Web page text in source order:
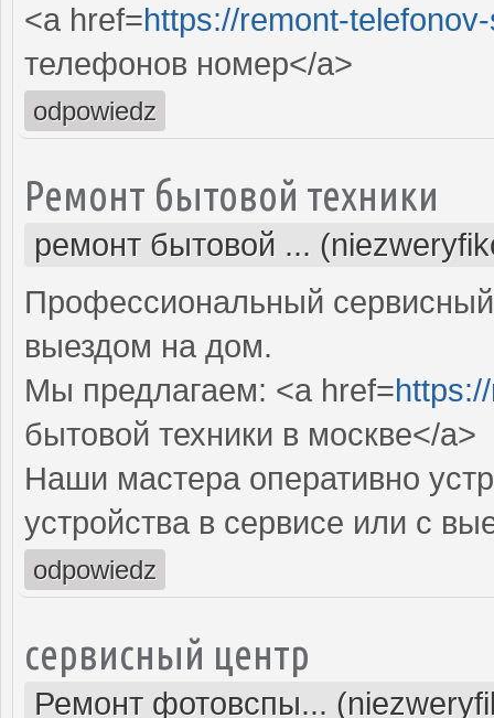
<a href=https://remont-
телефонов номер</a>
odpowiedz
Ремонт бытовой техники
ремонт бытовой ...
Профессиональный
выездом на дом.
Мы предлагаем: <a href=
бытовой техники в москве</a>
Наши мастера оперативно
устройства в сервисе или с
odpowiedz
сервисный центр
Ремонт фотовспы...